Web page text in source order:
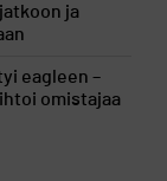
ja
eagleen –
omistajaa